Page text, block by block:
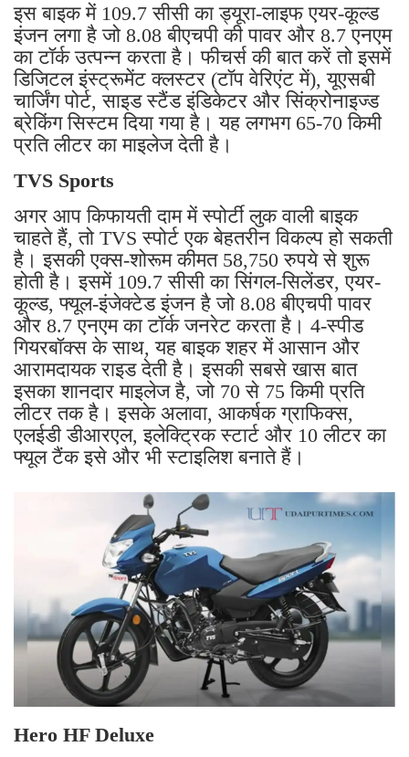
इस बाइक में 109.7 सीसी का ड्यूरा-लाइफ एयर-कूल्ड
इंजन लगा है जो 8.08 बीएचपी की पावर और 8.7 एनएम
का टॉर्क उत्पन्न करता है। फीचर्स की बात करें तो इसमें
डिजिटल इंस्ट्रूमेंट क्लस्टर (टॉप वेरिएंट में), यूएसबी
चार्जिंग पोर्ट, साइड स्टैंड इंडिकेटर और सिंक्रोनाइज्ड
ब्रेकिंग सिस्टम दिया गया है। यह लगभग 65-70 किमी
प्रति लीटर का माइलेज देती है।
TVS Sports
अगर आप किफायती दाम में स्पोर्टी लुक वाली बाइक
चाहते हैं, तो TVS स्पोर्ट एक बेहतरीन विकल्प हो सकती
है। इसकी एक्स-शोरूम कीमत 58,750 रुपये से शुरू
होती है। इसमें 109.7 सीसी का सिंगल-सिलेंडर, एयर-
कूल्ड, फ्यूल-इंजेक्टेड इंजन है जो 8.08 बीएचपी पावर
और 8.7 एनएम का टॉर्क जनरेट करता है। 4-स्पीड
गियरबॉक्स के साथ, यह बाइक शहर में आसान और
आरामदायक राइड देती है। इसकी सबसे खास बात
इसका शानदार माइलेज है, जो 70 से 75 किमी प्रति
लीटर तक है। इसके अलावा, आकर्षक ग्राफिक्स,
एलईडी डीआरएल, इलेक्ट्रिक स्टार्ट और 10 लीटर का
फ्यूल टैंक इसे और भी स्टाइलिश बनाते हैं।
Hero HF Deluxe